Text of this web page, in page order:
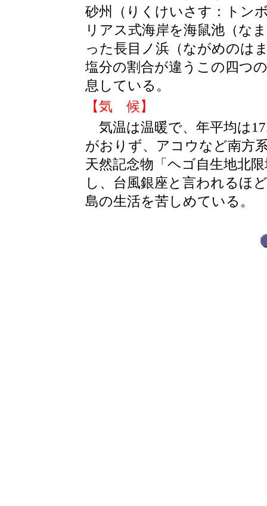
砂州（りくけいさす：トン
リアス式海岸を海鼠池（な
った長目ノ浜（ながめのは
塩分の割合が違うこの四つ
息している。
【気 候】
気温は温暖で、年平均は
がおりず、アコウなど南方
天然記念物「ヘゴ自生地北
し、台風銀座と言われるほ
島の生活を苦しめている。